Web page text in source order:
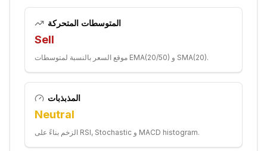
المتوسطات المتحركة
Sell
موقع السعر بالنسبة لمتوسطات EMA(20/50) و SMA(20).
المذبذبات
Neutral
الزخم بناءً على RSI, Stochastic و MACD histogram.